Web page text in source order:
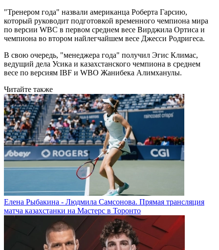
"Тренером года" назвали американца Роберта Гарсию,
который руководит подготовкой временного чемпиона мира
по версии WBC в первом среднем весе Вирджила Ортиса и
чемпиона во втором найлегчайшем весе Джесси Родригеса.
В свою очередь, "менеджера года" получил Эгис Климас,
ведущий дела Усика и казахстанского чемпиона в среднем
весе по версиям IBF и WBO Жанибека Алимханулы.
Читайте также
Елена Рыбакина - Людмила Самсонова. Прямая трансляция
матча казахстанки на Мастерс в Торонто